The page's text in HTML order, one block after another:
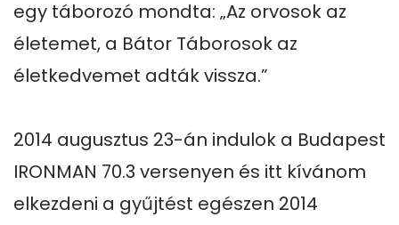
egy táborozó mondta: „Az orvosok az
életemet, a Bátor Táborosok az
életkedvemet adták vissza.”
2014 augusztus 23-án indulok a Budapest
IRONMAN 70.3 versenyen és itt kívánom
elkezdeni a gyűjtést egészen 2014